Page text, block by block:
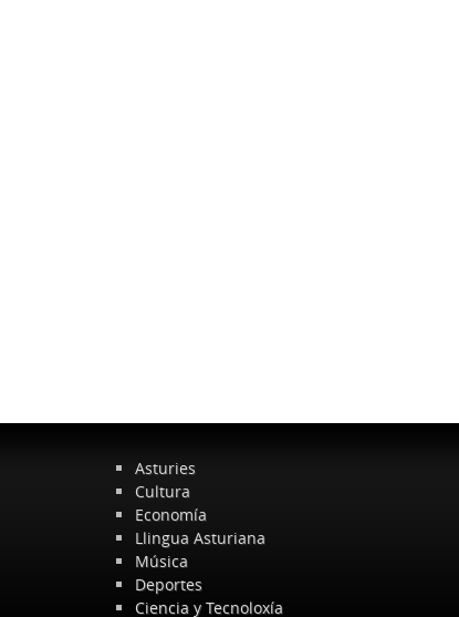
Asturies
Cultura
Economía
Llingua Asturiana
Música
Deportes
Ciencia y Tecnoloxía